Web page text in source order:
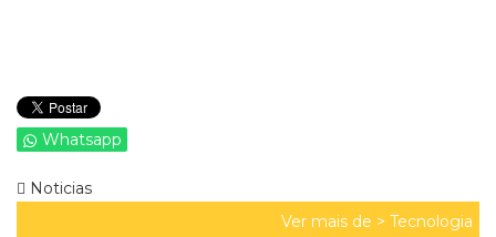
Whatsapp
Noticias
Ver mais de > Tecnologia